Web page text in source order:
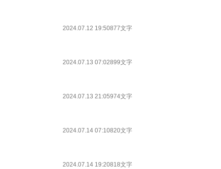
2024.07.12 19:50877文字
2024.07.13 07:02899文字
2024.07.13 21:05974文字
2024.07.14 07:10820文字
2024.07.14 19:20818文字